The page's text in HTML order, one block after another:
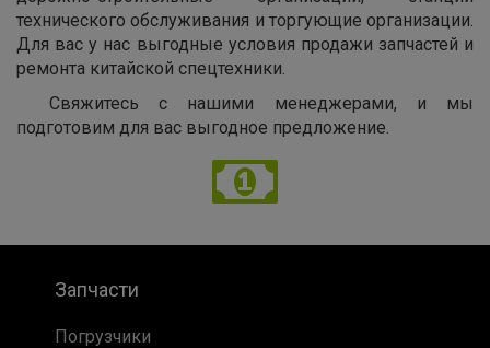
технического обслуживания и торгующие организации.
Для вас у нас выгодные условия продажи запчастей и
ремонта китайской спецтехники.
Свяжитесь с нашими менеджерами, и мы
подготовим для вас выгодное предложение.
Запчасти
Погрузчики